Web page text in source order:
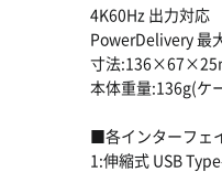
4K60Hz 出力対応
PowerDelivery 最
寸法
本体重量:136g(ケ
■各インターフェ
1:伸縮式 USB